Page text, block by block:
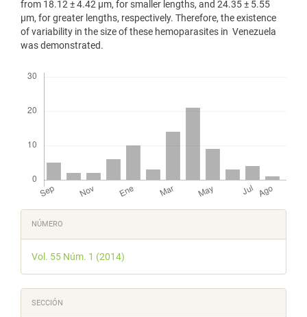
from 18.12 ± 4.42 μm, for smaller lengths, and 24.35 ± 5.55
μm, for greater lengths, respectively. Therefore, the existence
of variability in the size of these hemoparasites in Venezuela
was demonstrated.
Detalles
del
artículo
NÚMERO
Vol. 55 Núm. 1 (2014)
SECCIÓN